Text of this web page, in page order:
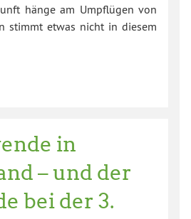
hänge am Umpflügen von
stimmt etwas nicht in diesem
in
– und der
bei der 3.